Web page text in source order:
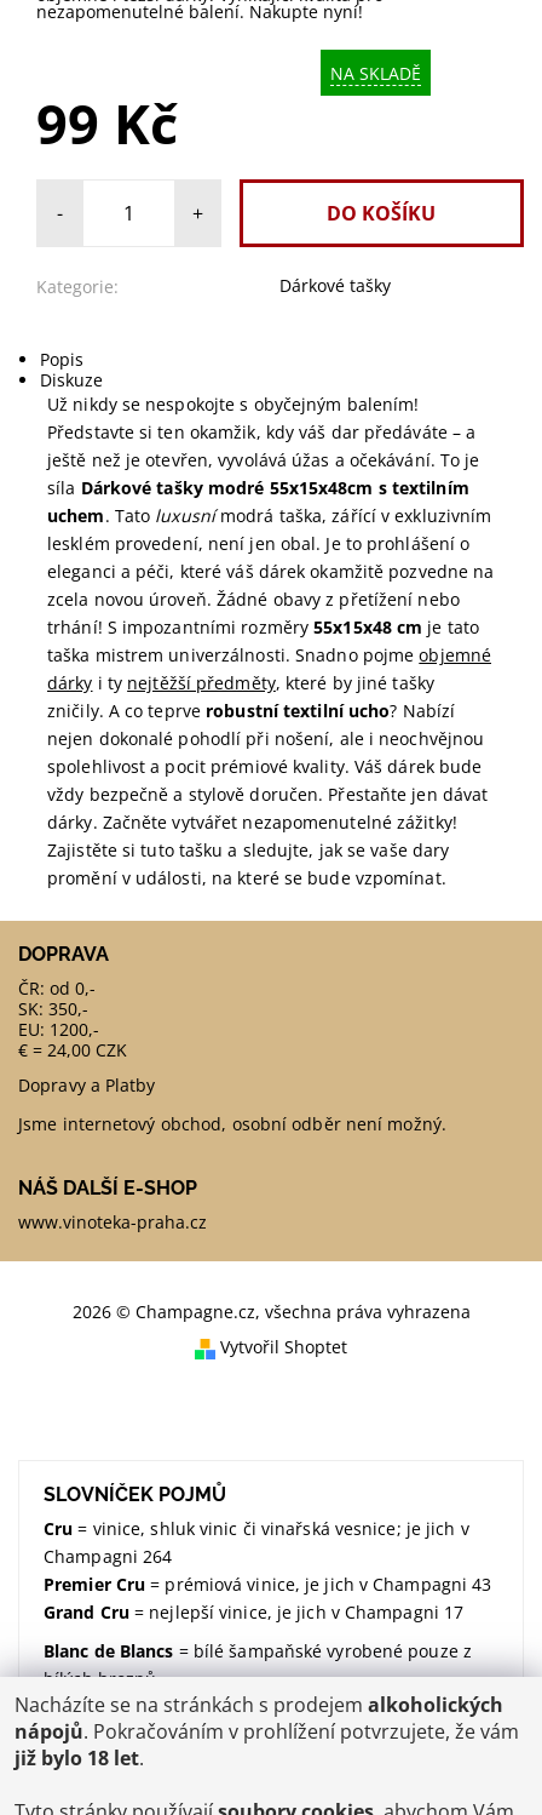
nezapomenutelné balení. Nakupte nyní!
NA SKLADĚ
99 Kč
- +
Kategorie: Dárkové tašky
Popis
Diskuze
Už nikdy se nespokojte s obyčejným balením!
Představte si ten okamžik, kdy váš dar předáváte – a
ještě než je otevřen, vyvolává úžas a očekávání. To je
síla Dárkové tašky modré 55x15x48cm s textilním
uchem. Tato luxusnímodrá taška, zářící v exkluzivním
lesklém provedení, není jen obal. Je to prohlášení o
eleganci a péči, které váš dárek okamžitě pozvedne na
zcela novou úroveň. Žádné obavy z přetížení nebo
trhání! S impozantními rozměry55x15x48 cm je tato
taška mistrem univerzálnosti. Snadno pojmeobjemné
dárky i ty nejtěžší předměty, které by jiné tašky
zničily. A co teprve robustní textilní ucho? Nabízí
nejen dokonalé pohodlí při nošení, ale i neochvějnou
spolehlivost a pocit prémiové kvality. Váš dárek bude
vždy bezpečně a stylově doručen. Přestaňte jen dávat
dárky. Začněte vytvářet nezapomenutelné zážitky!
Zajistěte si tuto tašku a sledujte, jak se vaše dary
promění v události, na které se bude vzpomínat.
DOPRAVA
ČR: od 0,-
SK: 350,-
EU: 1200,-
€ = 24,00 CZK
Dopravy a Platby
Jsme internetový obchod, osobní odběr není možný.
NÁŠ DALŠÍ E-SHOP
www.vinoteka-praha.cz
2026 © Champagne.cz, všechna práva vyhrazena
Vytvořil Shoptet
SLOVNÍČEK POJMŮ
Cru = vinice, shluk vinic či vinařská vesnice; je jich v
Champagni 264
Premier Cru = prémiová vinice, je jich v Champagni 43
Grand Cru= nejlepší vinice, je jich v Champagni 17
Blanc de Blancs = bílé šampaňské vyrobené pouze z
bílých hroznů
Blanc de Noirs= bílé šampaňské vyrobené pouze z
modrých hroznů
dosáž / dosage / dávkování
cukru (udávané v gramech na litr)
Nacházíte se na stránkách s prodejem alkoholických
nápojů. Pokračováním v prohlížení potvrzujete, že vám
již bylo 18 let.